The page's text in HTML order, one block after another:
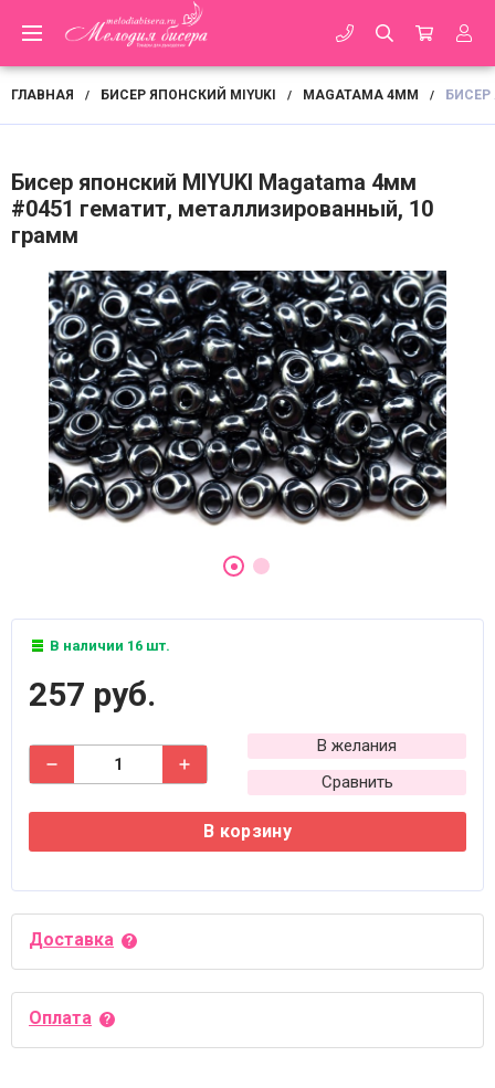
ГЛАВНАЯ / БИСЕР ЯПОНСКИЙ MIYUKI / MAGATAMA 4ММ /
Бисер японский MIYUKI Magatama 4мм
#0451 гематит, металлизированный, 10
грамм
В наличии 16 шт.
257 руб.
В желания
Сравнить
В корзину
Доставка
Оплата